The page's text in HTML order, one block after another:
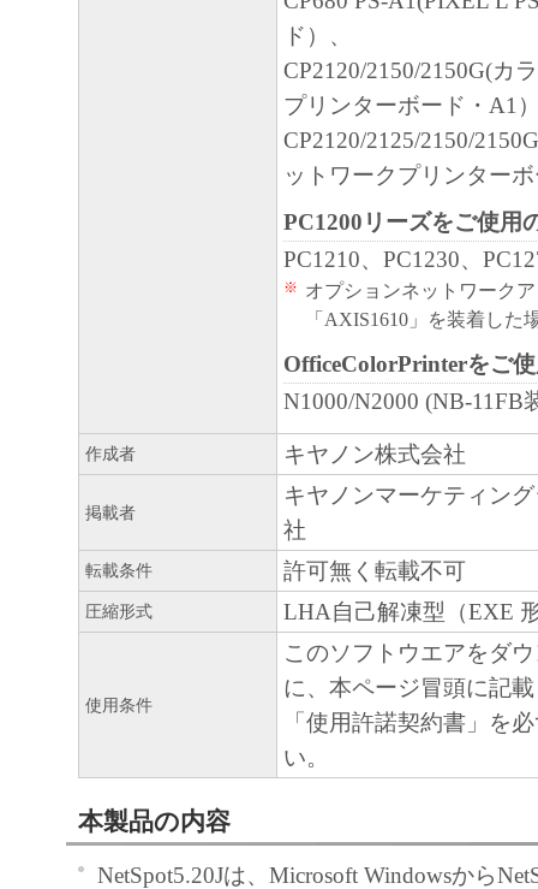
ド）、
CP2120/2150/2150G(カ
プリンターボード・A1
CP2120/2125/2150/
ットワークプリンター
PC1200リーズをご使用
PC1210、PC1230、
※ オプションネットワーク
「AXIS1610」を装着した
OfficeColorPrinterをご
N1000/N2000 (NB-11FB
作成者 キヤノン株式会社
掲載者
キヤノンマーケティン
社
転載条件 許可無く転載不可
圧縮形式 LHA自己解凍型（EXE
使用条件
このソフトウエアをダ
に、本ページ冒頭に記
「使用許諾契約書」を
い。
本製品の内容
NetSpot5.20Jは、Microsoft Windowsから